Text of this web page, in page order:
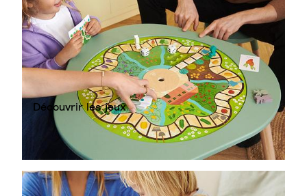
Découvrir les jeux